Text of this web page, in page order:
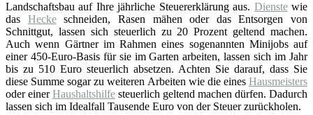
Landschaftsbau auf Ihre jährliche Steuererklärung aus. Dienstewie
das Heckeschneiden, Rasen mähen oder das Entsorgen von
Schnittgut, lassen sich steuerlich zu 20 Prozent geltend machen.
Auch wenn Gärtner im Rahmen eines sogenannten Minijobs auf
einer 450-Euro-Basis für sie im Garten arbeiten, lassen sich im Jahr
bis zu 510 Euro steuerlich absetzen. Achten Sie darauf, dass Sie
diese Summe sogar zu weiteren Arbeiten wie die eines Hausmeisters
oder einerHaushaltshilfe steuerlich geltend machen dürfen. Dadurch
lassen sich im Idealfall Tausende Euro von der Steuer zurückholen.